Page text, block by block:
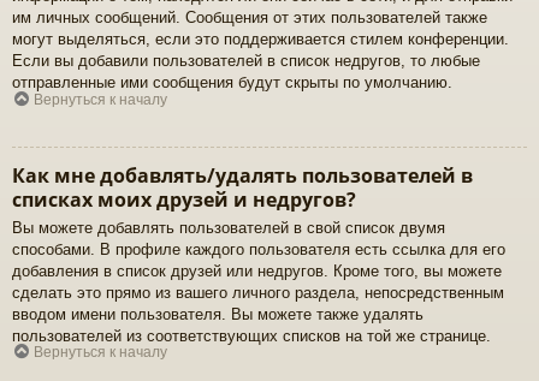
им личных сообщений. Сообщения от этих пользователей также
могут выделяться, если это поддерживается стилем конференции.
Если вы добавили пользователей в список недругов, то любые
отправленные ими сообщения будут скрыты по умолчанию.
Вернуться к началу
Как мне добавлять/удалять пользователей в
списках моих друзей и недругов?
Вы можете добавлять пользователей в свой список двумя
способами. В профиле каждого пользователя есть ссылка для его
добавления в список друзей или недругов. Кроме того, вы можете
сделать это прямо из вашего личного раздела, непосредственным
вводом имени пользователя. Вы можете также удалять
пользователей из соответствующих списков на той же странице.
Вернуться к началу